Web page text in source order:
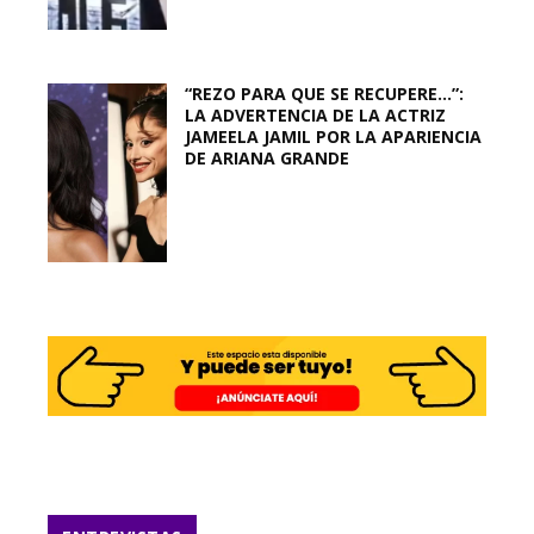
“REZO PARA QUE SE RECUPERE…”:
LA ADVERTENCIA DE LA ACTRIZ
JAMEELA JAMIL POR LA APARIENCIA
DE ARIANA GRANDE